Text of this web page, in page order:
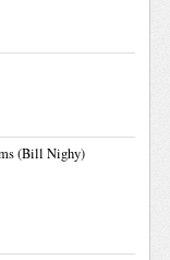
(Bill Nighy)